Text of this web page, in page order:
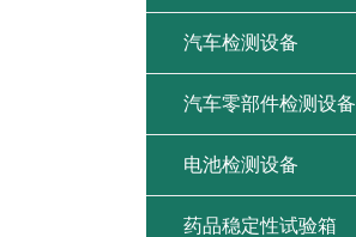
汽车检测设备
汽车零部件检测设备
电池检测设备
药品稳定性试验箱